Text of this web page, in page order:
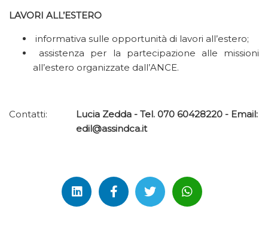
LAVORI ALL’ESTERO
informativa sulle opportunità di lavori all’estero;
assistenza per la partecipazione alle missioni
all’estero organizzate dall’ANCE.
Contatti:
Lucia Zedda - Tel. 070 60428220 - Email:
edil@assindca.it